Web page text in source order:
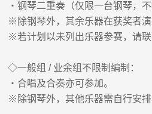
・钢琴二重奏（仅限一台钢琴，
※除钢琴外，其余乐器在获奖者
※若计划以未列出乐器参赛，请
◇一般组 / 业余组不限制编制：
・合唱及合奏亦可参加。
※除钢琴外，其他乐器需自行安排